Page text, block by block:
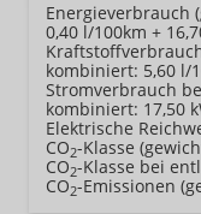
Energieverbrauch
0,40 l/100km +
kombiniert: 5,60 l/
Stromverbrauch
kombiniert: 17,50
Elektrische
CO2-Klasse
CO2-Klasse bei
CO2-Emissionen